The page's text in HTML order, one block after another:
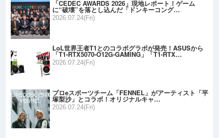
「CEDEC AWARDS 2026」現地レポート！ゲーム
に“破壊”を落とし込んだ「ドンキーコング…
2026.07.24(Fri)
LoL世界王者T1とのコラボグラボが発売！ASUSから
「T1-RTX5070-O12G-GAMING」「T1-RTX…
2026.07.24(Fri)
プロeスポーツチーム「FENNEL」がアーティスト「平
塚梨沙」とコラボ！オリジナルキャ…
2026.07.24(Fri)